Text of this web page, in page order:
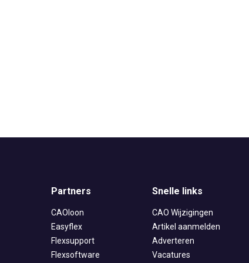
Partners
CAOloon
Easyflex
Flexsupport
Flexsoftware
Snelle links
CAO Wijzigingen
Artikel aanmelden
Adverteren
Vacatures